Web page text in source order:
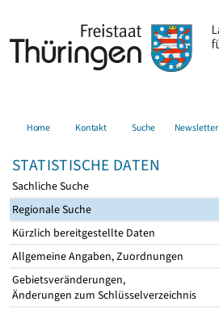
Home Kontakt Suche Newsletter
STATISTISCHE DATEN
Sachliche Suche
Regionale Suche
Kürzlich bereitgestellte Daten
Allgemeine Angaben, Zuordnungen
Gebietsveränderungen,
Änderungen zum Schlüsselverzeichnis